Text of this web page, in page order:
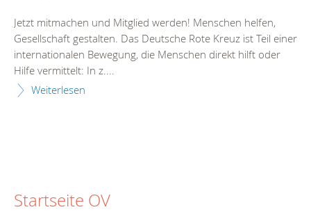
Jetzt mitmachen und Mitglied werden! Menschen helfen,
Gesellschaft gestalten. Das Deutsche Rote Kreuz ist Teil einer
internationalen Bewegung, die Menschen direkt hilft oder
Hilfe vermittelt: In z....
Weiterlesen
Startseite OV